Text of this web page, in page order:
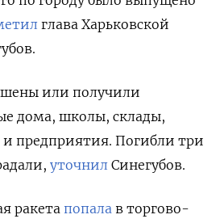
глава Харьковской
или получили
дома, школы, склады,
и предприятия. Погибли три
уточнил Синегубов.
ракета попала в торгово-